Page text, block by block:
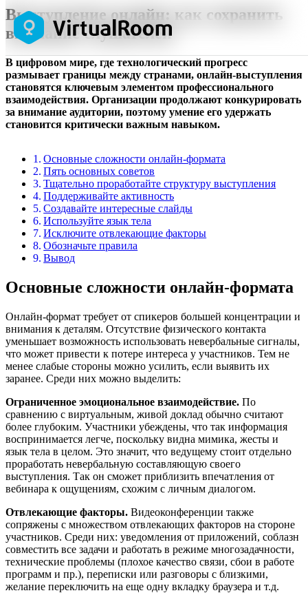
Выступление онлайн: как сохранить
внимание слушателей
В цифровом мире, где технологический прогресс
размывает границы между странами, онлайн-выступления
становятся ключевым элементом профессионального
взаимодействия. Организации продолжают конкурировать
за внимание аудитории, поэтому умение его удержать
становится критически важным навыком.
Основные сложности онлайн-формата
Пять основных советов
Тщательно проработайте структуру выступления
Поддерживайте активность
Создавайте интересные слайды
Используйте язык тела
Исключите отвлекающие факторы
Обозначьте правила
Вывод
Основные сложности онлайн-формата
Онлайн-формат требует от спикеров большей концентрации и
внимания к деталям. Отсутствие физического контакта
уменьшает возможность использовать невербальные сигналы,
что может привести к потере интереса у участников. Тем не
менее слабые стороны можно усилить, если выявить их
заранее. Среди них можно выделить:
Ограниченное эмоциональное взаимодействие. По
сравнению с виртуальным, живой доклад обычно считают
более глубоким. Участники убеждены, что так информация
воспринимается легче, поскольку видна мимика, жесты и
язык тела в целом. Это значит, что ведущему стоит отдельно
проработать невербальную составляющую своего
выступления. Так он сможет приблизить впечатления от
вебинара к ощущениям, схожим с личным диалогом.
Отвлекающие факторы. Видеоконференции также
сопряжены с множеством отвлекающих факторов на стороне
участников. Среди них: уведомления от приложений, соблазн
совместить все задачи и работать в режиме многозадачности,
технические проблемы (плохое качество связи, сбои в работе
программ и пр.), переписки или разговоры с близкими,
желание переключить на еще одну вкладку браузера и т.д.